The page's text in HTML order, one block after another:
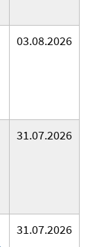
03.08.2026
31.07.2026
31.07.2026